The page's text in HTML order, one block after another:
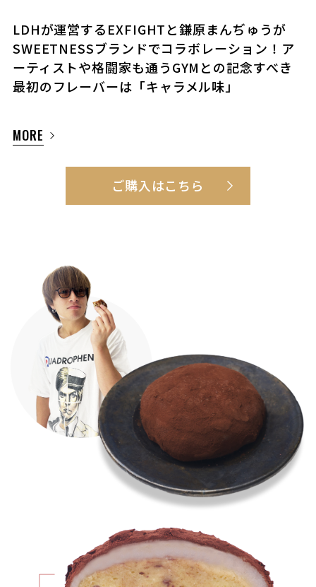
LDHが運営するEXFIGHTと鎌原まんぢゅうが
SWEETNESSブランドでコラボレーション！ア
ーティストや格闘家も通うGYMとの記念すべき
最初のフレーバーは「キャラメル味」
MORE
ご購入はこちら